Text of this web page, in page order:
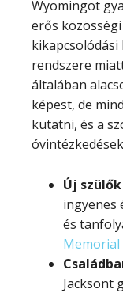
Wyomingot
erős
rendszere
általában
képest, de
kutatni, és a
Új
ingyenes
és
Memorial
Jacksont